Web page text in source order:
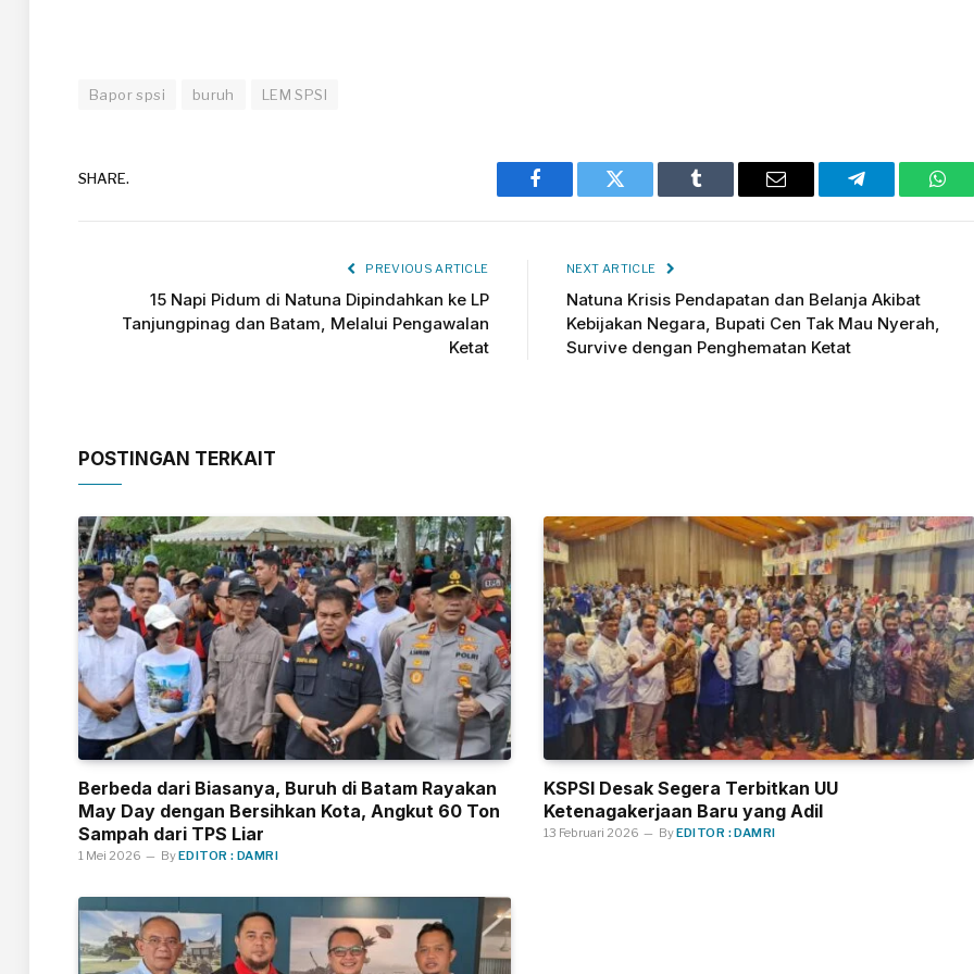
Bapor spsi buruh LEM SPSI
SHARE.
Facebook Twitter Tumblr Email Telegram
PREVIOUS ARTICLE
15 Napi Pidum di Natuna Dipindahkan ke LP
Tanjungpinag dan Batam, Melalui Pengawalan
Ketat
NEXT ARTICLE
Natuna Krisis Pendapatan dan Belanja Akibat
Kebijakan Negara, Bupati Cen Tak Mau Nyerah,
Survive dengan Penghematan Ketat
POSTINGAN TERKAIT
Berbeda dari Biasanya, Buruh di Batam Rayakan
May Day dengan Bersihkan Kota, Angkut 60 Ton
Sampah dari TPS Liar
1 Mei 2026 ByEDITOR : DAMRI
KSPSI Desak Segera Terbitkan UU
Ketenagakerjaan Baru yang Adil
13 Februari 2026 ByEDITOR : DAMRI